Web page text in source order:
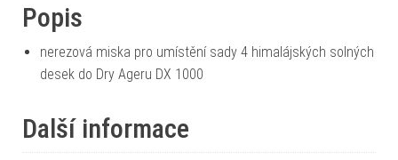
Popis
nerezová miska pro umístění sady 4 himalájských solných
desek do Dry Ageru DX 1000
Další informace